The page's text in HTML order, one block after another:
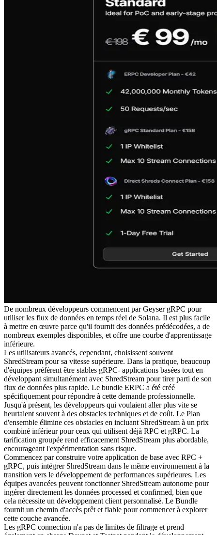
De nombreux développeurs commencent par Geyser gRPC pour
utiliser les flux de données en temps réel de Solana. Il est plus facile
à mettre en œuvre parce qu'il fournit des données prédécodées, a de
nombreux exemples disponibles, et offre une courbe d'apprentissage
inférieure.
Les utilisateurs avancés, cependant, choisissent souvent
ShredStream pour sa vitesse supérieure. Dans la pratique, beaucoup
d'équipes préfèrent être stables gRPC- applications basées tout en
développant simultanément avec ShredStream pour tirer parti de son
flux de données plus rapide. Le bundle ERPC a été créé
spécifiquement pour répondre à cette demande professionnelle.
Jusqu'à présent, les développeurs qui voulaient aller plus vite se
heurtaient souvent à des obstacles techniques et de coût. Le Plan
d'ensemble élimine ces obstacles en incluant ShredStream à un prix
combiné inférieur pour ceux qui utilisent déjà RPC et gRPC. La
tarification groupée rend efficacement ShredStream plus abordable,
encourageant l'expérimentation sans risque.
Commencez par construire votre application de base avec RPC +
gRPC, puis intégrer ShredStream dans le même environnement à la
transition vers le développement de performances supérieures. Les
équipes avancées peuvent fonctionner ShredStream autonome pour
ingérer directement les données processed et confirmed, bien que
cela nécessite un développement client personnalisé. Le Bundle
fournit un chemin d'accès prêt et fiable pour commencer à explorer
cette couche avancée.
Les gRPC connection n'a pas de limites de filtrage et prend